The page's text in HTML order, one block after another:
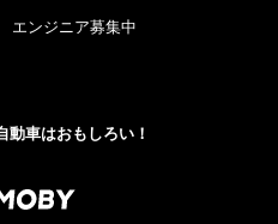
エンジニア募集中
動車はおもしろい！